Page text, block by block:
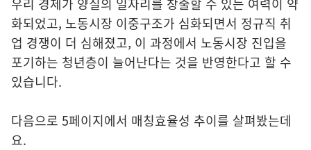
화되었고, 노동시장 이중구조가 심화되면서 정규직 취
업 경쟁이 더 심해졌고, 이 과정에서 노동시장 진입을
포기하는 청년층이 늘어난다는 것을 반영한다고 할 수
있습니다.
다음으로 5페이지에서 매칭효율성 추이를 살펴봤는데
요.